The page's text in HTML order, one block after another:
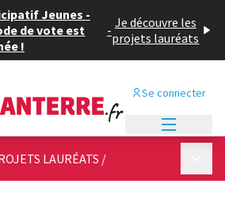
Jeunes -
de vote est
!
- Je découvre les
projets lauréats
Se connecter
LAURÉATS /